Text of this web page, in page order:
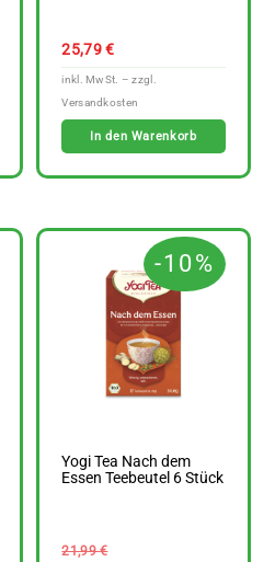
25,79€
In den Warenkorb
-10%
Yogi Tea Nach dem
Essen Teebeutel 6 Stück
21,99€